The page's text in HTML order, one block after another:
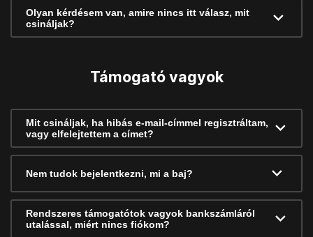
Olyan kérdésem van, amire nincs itt válasz, mit
csináljak?
Támogató vagyok
Mit csináljak, ha hibás e-mail-címmel regisztráltam,
vagy elfelejtettem a címet?
Nem tudok bejelentkezni, mi a baj?
Rendszeres támogatótok vagyok bankszámláról
utalással, miért nincs fiókom?